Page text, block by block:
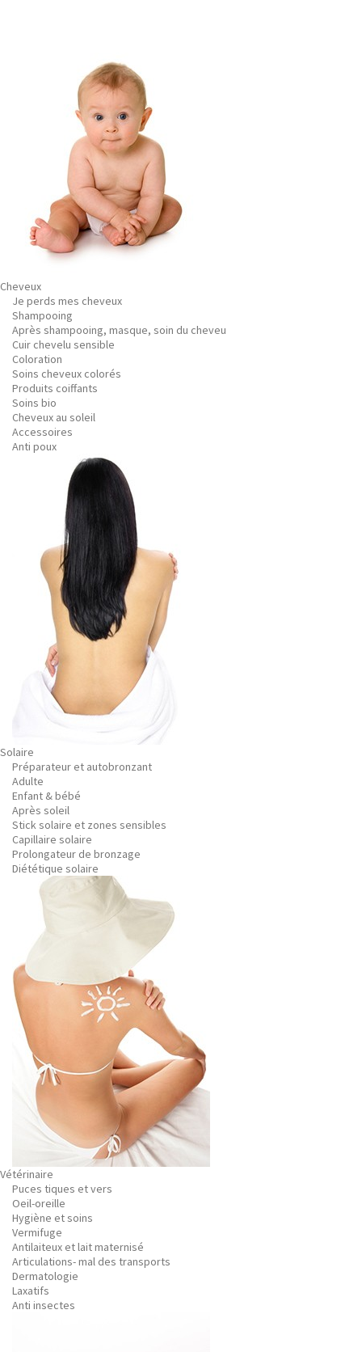
Cheveux
Je perds mes cheveux
Shampooing
Après shampooing, masque, soin du cheveu
Cuir chevelu sensible
Coloration
Soins cheveux colorés
Produits coiffants
Soins bio
Cheveux au soleil
Accessoires
Anti poux
Solaire
Préparateur et autobronzant
Adulte
Enfant & bébé
Après soleil
Stick solaire et zones sensibles
Capillaire solaire
Prolongateur de bronzage
Diététique solaire
Vétérinaire
Puces tiques et vers
Oeil-oreille
Hygiène et soins
Vermifuge
Antilaiteux et lait maternisé
Articulations- mal des transports
Dermatologie
Laxatifs
Anti insectes